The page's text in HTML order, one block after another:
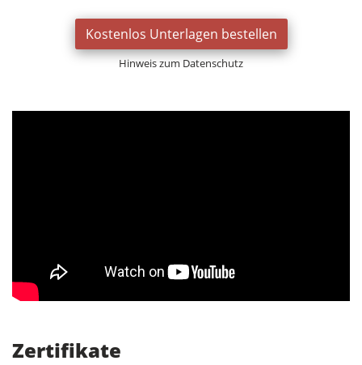
Kostenlos Unterlagen bestellen
Hinweis zum Datenschutz
Zertifikate